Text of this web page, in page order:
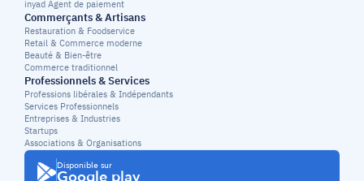
inyad Agent de paiement
Commerçants & Artisans
Restauration & Foodservice
Retail & Commerce moderne
Beauté & Bien-être
Commerce traditionnel
Professionnels & Services
Professions libérales & Indépendants
Services Professionnels
Entreprises & Industries
Startups
Associations & Organisations
Disponible sur